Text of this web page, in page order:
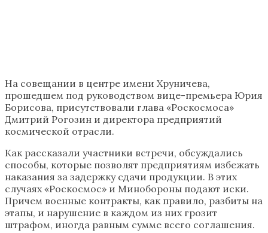
На совещании в центре имени Хруничева,
прошедшем под руководством вице-премьера Юрия
Борисова, присутствовали глава «Роскосмоса»
Дмитрий Рогозин и директора предприятий
космической отрасли.
Как рассказали участники встречи, обсуждались
способы, которые позволят предприятиям избежать
наказания за задержку сдачи продукции. В этих
случаях «Роскосмос» и Минобороны подают иски.
Причем военные контракты, как правило, разбиты на
этапы, и нарушение в каждом из них грозит
штрафом, иногда равным сумме всего соглашения.